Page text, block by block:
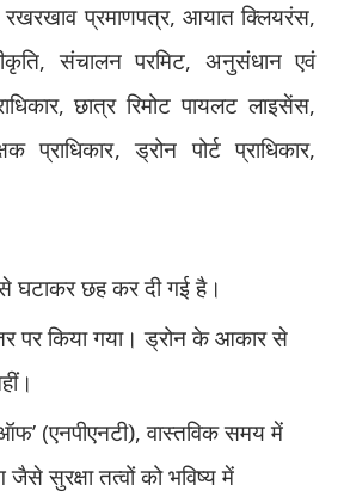
रखरखाव प्रमाणपत्र, आयात क्लियरंस,
,संचालन परमिट, अनुसंधान एवं
,छात्र रिमोट पायलट लाइसेंस,
प्राधिकार,ड्रोन पोर्ट प्राधिकार,
घटाकर छह कर दी गई है।
पर किया गया। ड्रोन के आकार से
’ (एनपीएनटी),वास्तविक समय में
जैसे सुरक्षा तत्‍वों को भविष्य में